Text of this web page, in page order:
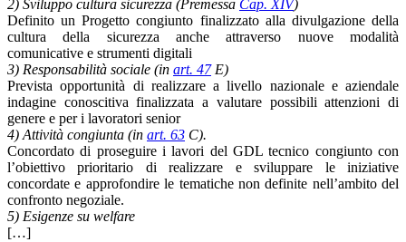
2) Sviluppo cultura sicurezza (Premessa Cap. XIV)
Definito un Progetto congiunto finalizzato alla divulgazione della
cultura della sicurezza anche attraverso nuove modalità
comunicative e strumenti digitali
3) Responsabilità sociale (in art. 47E)
Prevista opportunità di realizzare a livello nazionale e aziendale
indagine conoscitiva finalizzata a valutare possibili attenzioni di
genere e per i lavoratori senior
4) Attività congiunta (in art. 63 C).
Concordato di proseguire i lavori del GDL tecnico congiunto con
l’obiettivo prioritario di realizzare e sviluppare le iniziative
concordate e approfondire le tematiche non definite nell’ambito del
confronto negoziale.
5) Esigenze su welfare
[…]